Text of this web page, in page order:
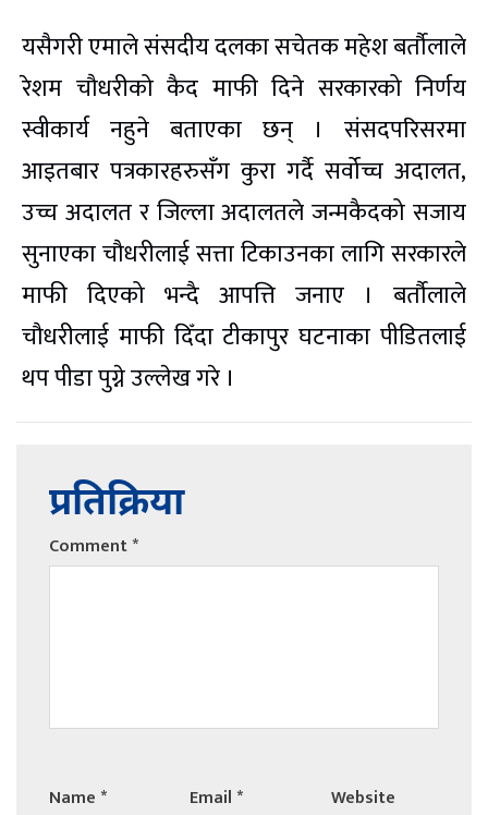
यसैगरी एमाले संसदीय दलका सचेतक महेश बर्तौलाले
रेशम चौधरीको कैद माफी दिने सरकारको निर्णय
स्वीकार्य नहुने बताएका छन् । संसदपरिसरमा
आइतबार पत्रकारहरुसँग कुरा गर्दै सर्वोच्च अदालत,
उच्च अदालत र जिल्ला अदालतले जन्मकैदको सजाय
सुनाएका चौधरीलाई सत्ता टिकाउनका लागि सरकारले
माफी दिएको भन्दै आपत्ति जनाए । बर्तौलाले
चौधरीलाई माफी दिँदा टीकापुर घटनाका पीडितलाई
थप पीडा पुग्ने उल्लेख गरे ।
प्रतिक्रिया
Comment*
Name* Email* Website